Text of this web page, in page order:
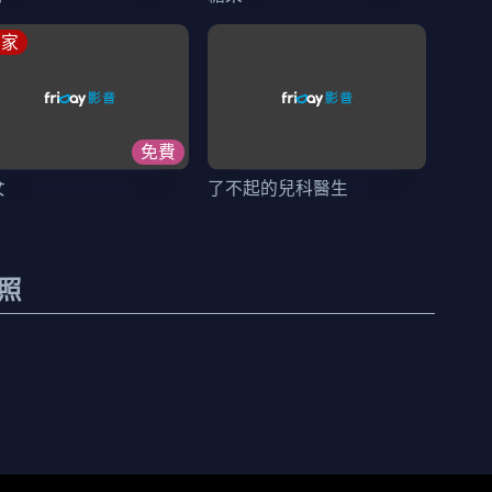
免費
了不起的兒科醫生